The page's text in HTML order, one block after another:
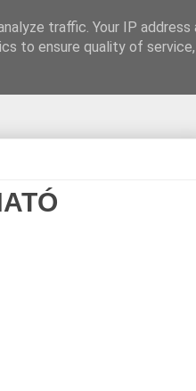
traffic. Your IP address
to ensure quality of